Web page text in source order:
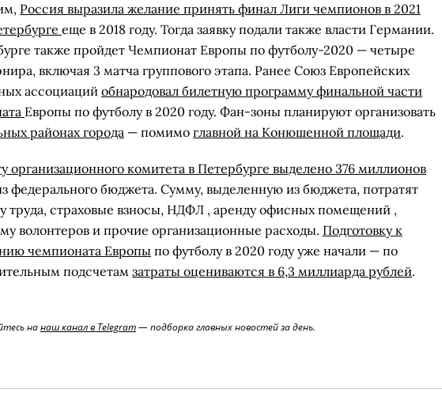
Россия выразила желание принять финал Лиги чемпионов в 2021
еще в 2018 году. Тогда заявку подали также власти Германии.
также пройдет Чемпионат Европы по футболу-2020 — четыре
включая 3 матча группового этапа. Ранее Союз Европейских
ассоциаций обнародовал билетную программу финальной части
Европы по футболу в 2020 году. Фан-зоны планируют организовать
районах города — помимо главной на Конюшенной площади.
организационного комитета в Петербурге выделено 376 миллионов
федерального бюджета. Сумму, выделенную из бюджета, потратят
труда, страховые взносы, НДФЛ , аренду офисных помещений ,
волонтеров и прочие организационные расходы. Подготовку к
чемпионата Европы по футболу в 2020 году уже начали — по
подсчетамзатраты оцениваются в 6,3 миллиарда рублей.
нанаш канал в Telegram— подборка главных новостей за день.